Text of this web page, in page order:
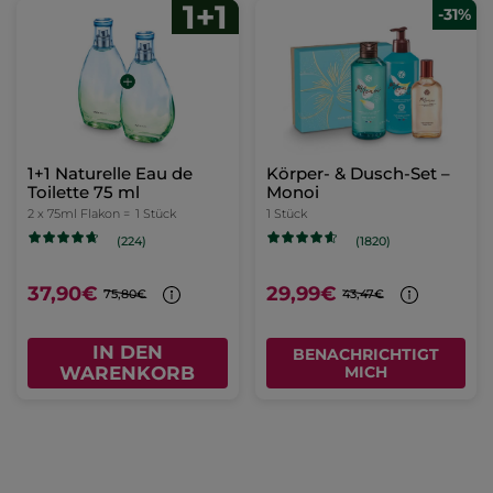
1+1 Naturelle Eau de
Toilette 75 ml
2 x 75ml Flakon = 1 Stück
(224)
37,90€ 75,80€
IN DEN
WARENKORB
-31%
Körper- & Dusch-Set –
Monoi
1 Stück
(1820)
29,99€ 43,47€
BENACHRICHTIGT
MICH